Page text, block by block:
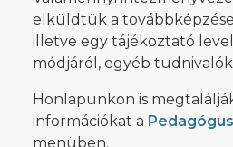
elküldtük a
illetve egy tájékoztató
módjáról, egyéb
Honlapunkon is
információkat a
menüben.